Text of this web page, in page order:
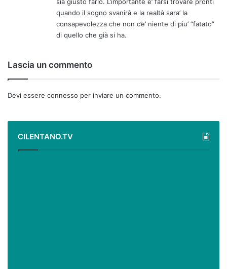
o
:
quando il sogno svanirà e la realtà sara’ la
consapevolezza che non c’e’ niente di piu’ “fatato”
di quello che già si ha.
Lascia un commento
Devi essere connesso per inviare un commento.
CILENTANO.TV